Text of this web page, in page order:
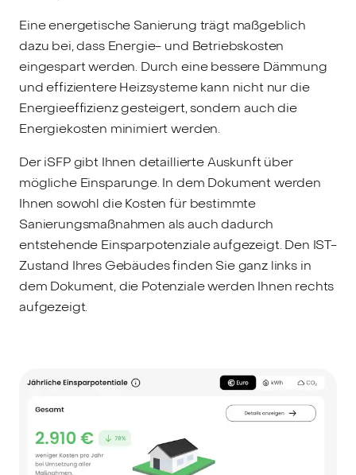
Eine energetische Sanierung trägt maßgeblich
dazu bei, dass Energie- und Betriebskosten
eingespart werden. Durch eine bessere Dämmung
und effizientere Heizsysteme kann nicht nur die
Energieeffizienz gesteigert, sondern auch die
Energiekosten minimiert werden.
Der iSFP gibt Ihnen detaillierte Auskunft über
mögliche Einsparunge. In dem Dokument werden
Ihnen sowohl die Kosten für bestimmte
Sanierungsmaßnahmen als auch dadurch
entstehende Einsparpotenziale aufgezeigt. Den IST-
Zustand Ihres Gebäudes finden Sie ganz links in
dem Dokument, die Potenziale werden Ihnen rechts
aufgezeigt.